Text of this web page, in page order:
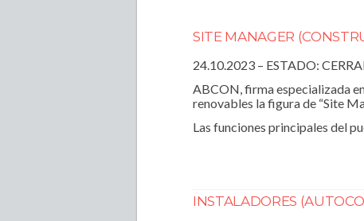
SITE MANAGER
24.10.2023 – ESTADO:
ABCON, firma especializada
renovables la figura de “Site
Las funciones principales del
INSTALADORES